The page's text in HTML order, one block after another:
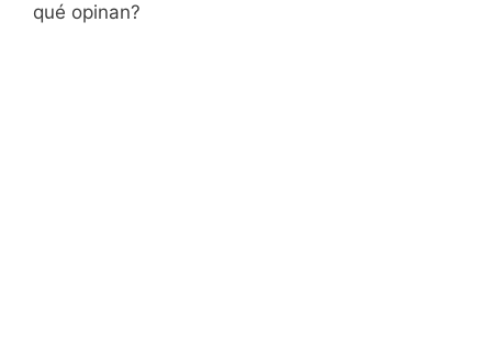
qué opinan?